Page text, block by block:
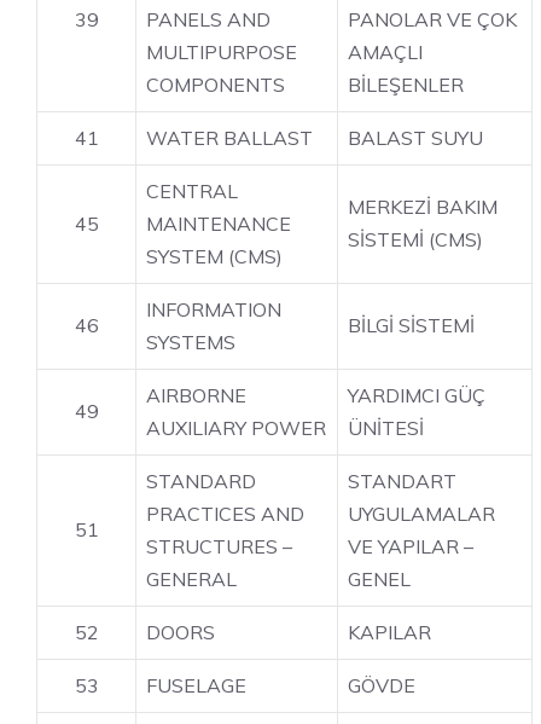
39
PANELS AND
MULTIPURPOSE
COMPONENTS
PANOLAR VE ÇOK
AMAÇLI
BİLEŞENLER
41 WATER BALLAST BALAST SUYU
45
CENTRAL
MAINTENANCE
SYSTEM (CMS)
MERKEZİ BAKIM
SİSTEMİ (CMS)
46
INFORMATION
SYSTEMS
BİLGİ SİSTEMİ
49
AIRBORNE
AUXILIARY POWER
YARDIMCI GÜÇ
ÜNİTESİ
51
STANDARD
PRACTICES AND
STRUCTURES –
GENERAL
STANDART
UYGULAMALAR
VE YAPILAR –
GENEL
52 DOORS KAPILAR
53 FUSELAGE GÖVDE